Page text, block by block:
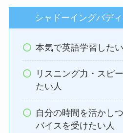
シャドーイングバデ
本気で英語学習した
リスニング力・スピ
たい人
自分の時間を活かし
バイスを受けたい人